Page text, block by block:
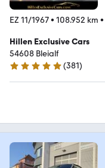
EZ 11/1967• 108.952 km •
Hillen Exclusive Cars
54608 Bleialf
5 Sterne
(381)